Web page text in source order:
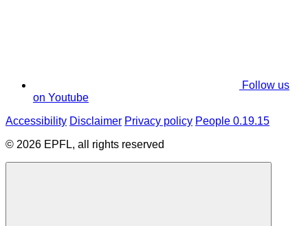
Follow us
on Youtube
Accessibility Disclaimer Privacy policy People 0.19.15
© 2026 EPFL, all rights reserved